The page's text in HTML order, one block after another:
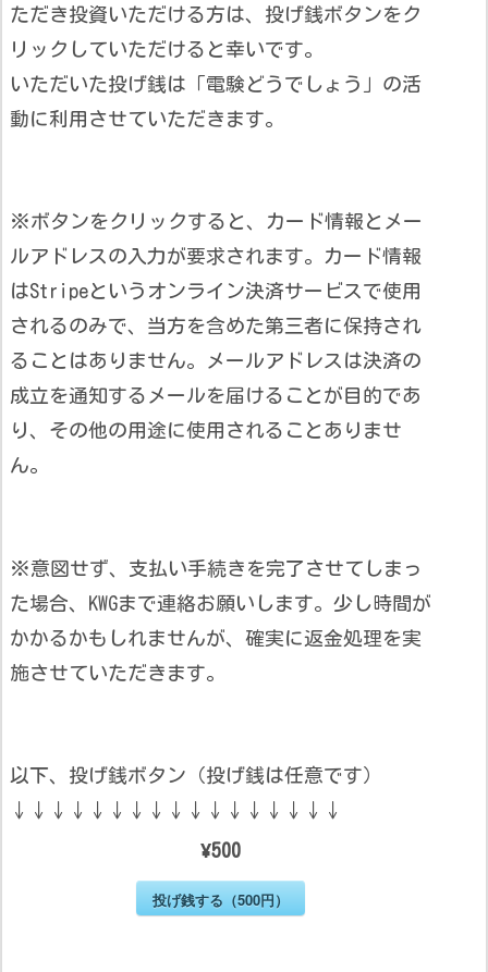
ただき投資いただける方は、投げ銭ボタンをク
リックしていただけると幸いです。
いただいた投げ銭は「電験どうでしょう」の活
動に利用させていただきます。
※ボタンをクリックすると、カード情報とメー
ルアドレスの入力が要求されます。カード情報
はStripeというオンライン決済サービスで使用
されるのみで、当方を含めた第三者に保持され
ることはありません。メールアドレスは決済の
成立を通知するメールを届けることが目的であ
り、その他の用途に使用されることありませ
ん。
※意図せず、支払い手続きを完了させてしまっ
た場合、KWGまで連絡お願いします。少し時間が
かかるかもしれませんが、確実に返金処理を実
施させていただきます。
以下、投げ銭ボタン（投げ銭は任意です）
↓↓↓↓↓↓↓↓↓↓↓↓↓↓↓↓↓
¥500
投げ銭する（500円）